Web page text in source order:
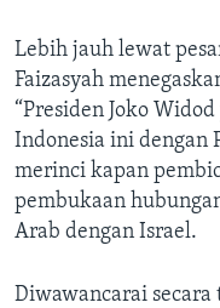
Lebih jauh lewat
Faizasyah
“Presiden Joko
Indonesia ini dengan
merinci kapan
pembukaan
Arab dengan Israel.
Diwawancarai